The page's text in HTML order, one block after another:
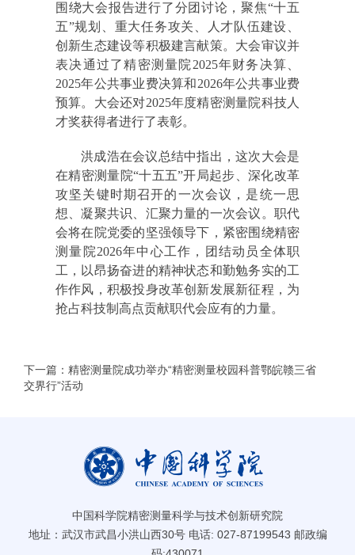
围绕大会报告进行了分团讨论，聚焦“十五
五”规划、重大任务攻关、人才队伍建设、
创新生态建设等积极建言献策。大会审议并
表决通过了精密测量院2025年财务决算、
2025年公共事业费决算和2026年公共事业费
预算。大会还对2025年度精密测量院科技人
才奖获得者进行了表彰。
洪成浩在会议总结中指出，这次大会是
在精密测量院“十五五”开局起步、深化改革
攻坚关键时期召开的一次会议，是统一思
想、凝聚共识、汇聚力量的一次会议。职代
会将在院党委的坚强领导下，紧密围绕精密
测量院2026年中心工作，团结动员全体职
工，以昂扬奋进的精神状态和勤勉务实的工
作作风，积极投身改革创新发展新征程，为
抢占科技制高点贡献职代会应有的力量。
下一篇：精密测量院成功举办“精密测量校园科普鄂皖赣三省
交界行”活动
中国科学院精密测量科学与技术创新研究院
地址：武汉市武昌小洪山西30号 电话: 027-87199543 邮政编